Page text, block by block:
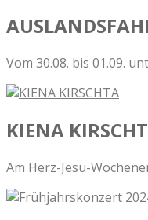
Vom 30.08. bis 01.09.
KIENA
Am Herz-Jesu-